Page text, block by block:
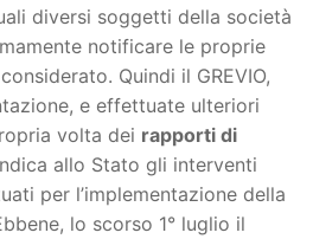
diversi soggetti della società
notificare le proprie
Quindi il GREVIO,
e effettuate ulteriori
volta dei rapporti di
allo Stato gli interventi
per l’implementazione della
lo scorso 1° luglio il